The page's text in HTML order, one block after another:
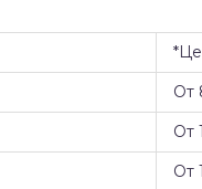
От
От
От